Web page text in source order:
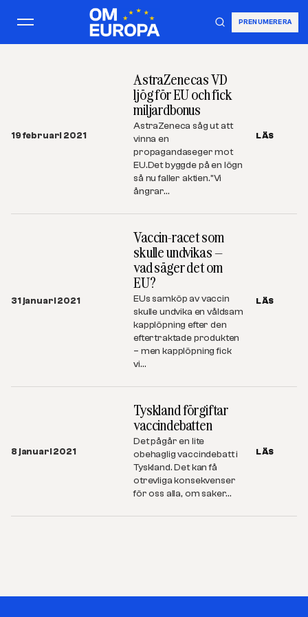
PRENUMERERA
19 februari 2021
AstraZenecas VD
ljög för EU och fick
miljardbonus
AstraZeneca såg ut att
vinna en
propagandaseger mot
EU.Det byggde på en lögn
så nu faller aktien.”Vi
ångrar…
LÄS
31 januari 2021
Vaccin-racet som
skulle undvikas –
vad säger det om
EU?
EUs samköp av vaccin
skulle undvika en våldsam
kapplöpning efter den
eftertraktade produkten
– men kapplöpning fick
vi…
LÄS
8 januari 2021
Tyskland förgiftar
vaccindebatten
Det pågår en lite
obehaglig vaccindebatt i
Tyskland. Det kan få
otrevliga konsekvenser
för oss alla, om saker…
LÄS